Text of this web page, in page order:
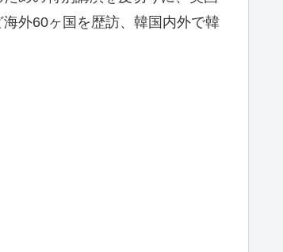
外60ヶ国を歴訪、韓国内外で韓